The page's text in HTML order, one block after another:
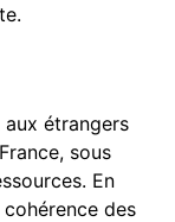
étrangers
sous
En
des